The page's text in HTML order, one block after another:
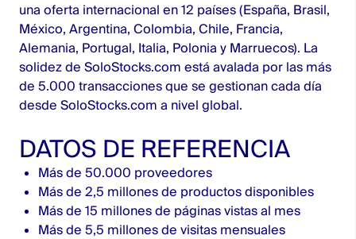
una oferta internacional en 12 países (España, Brasil,
México, Argentina, Colombia, Chile, Francia,
Alemania, Portugal, Italia, Polonia y Marruecos). La
solidez de SoloStocks.com está avalada por las más
de 5.000 transacciones que se gestionan cada día
desde SoloStocks.com a nivel global.
DATOS DE REFERENCIA
Más de 50.000 proveedores
Más de 2,5 millones de productos disponibles
Más de 15 millones de páginas vistas al mes
Más de 5,5 millones de visitas mensuales